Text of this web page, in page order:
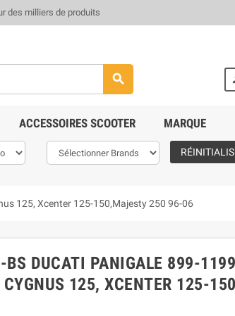
des milliers de produits
search
ACCESSOIRES SCOOTER MARQUE
125, Xcenter 125-150,Majesty 250 96-06
BS DUCATI PANIGALE 899-
125, XCENTER 125-